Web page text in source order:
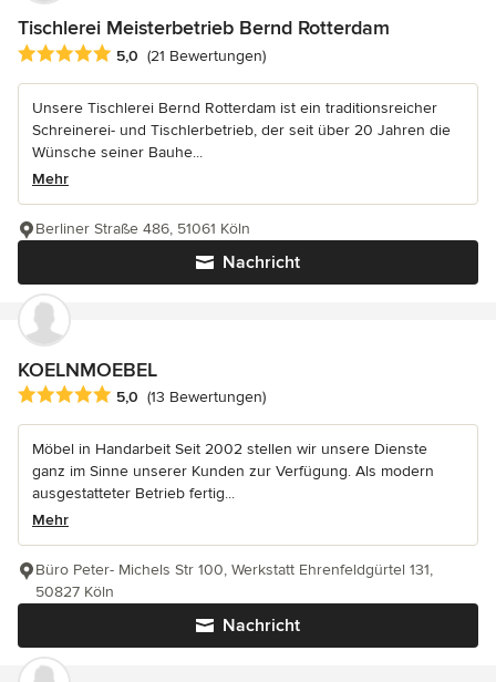
Tischlerei Meisterbetrieb Bernd Rotterdam
Durchschnittliche Bewertung: 5 von 5 Sternen
5,0 (21 Bewertungen)
Unsere Tischlerei Bernd Rotterdam ist ein traditionsreicher
Schreinerei- und Tischlerbetrieb, der seit über 20 Jahren die
Wünsche seiner Bauhe...
Mehr
Nachricht
Berliner Straße 486, 51061 Köln
KOELNMOEBEL
Durchschnittliche Bewertung: 5 von 5 Sternen
5,0 (13 Bewertungen)
Möbel in Handarbeit Seit 2002 stellen wir unsere Dienste
ganz im Sinne unserer Kunden zur Verfügung. Als modern
ausgestatteter Betrieb fertig...
Mehr
Nachricht
Büro Peter- Michels Str 100, Werkstatt Ehrenfeldgürtel 131,
50827 Köln